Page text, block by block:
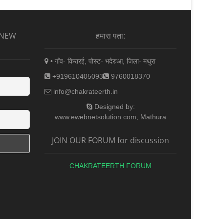
हमारा पता:
• गाँव- किरारई, पोस्ट- भदेरुआ, जिला- मथुरा
+919610405093
9760018370
info@chakrateerth.in
Designed by:
www.ewebnetsolution.com, Mathura
JOIN OUR FORUM for discussion
CHAKRATEERTH FORUM